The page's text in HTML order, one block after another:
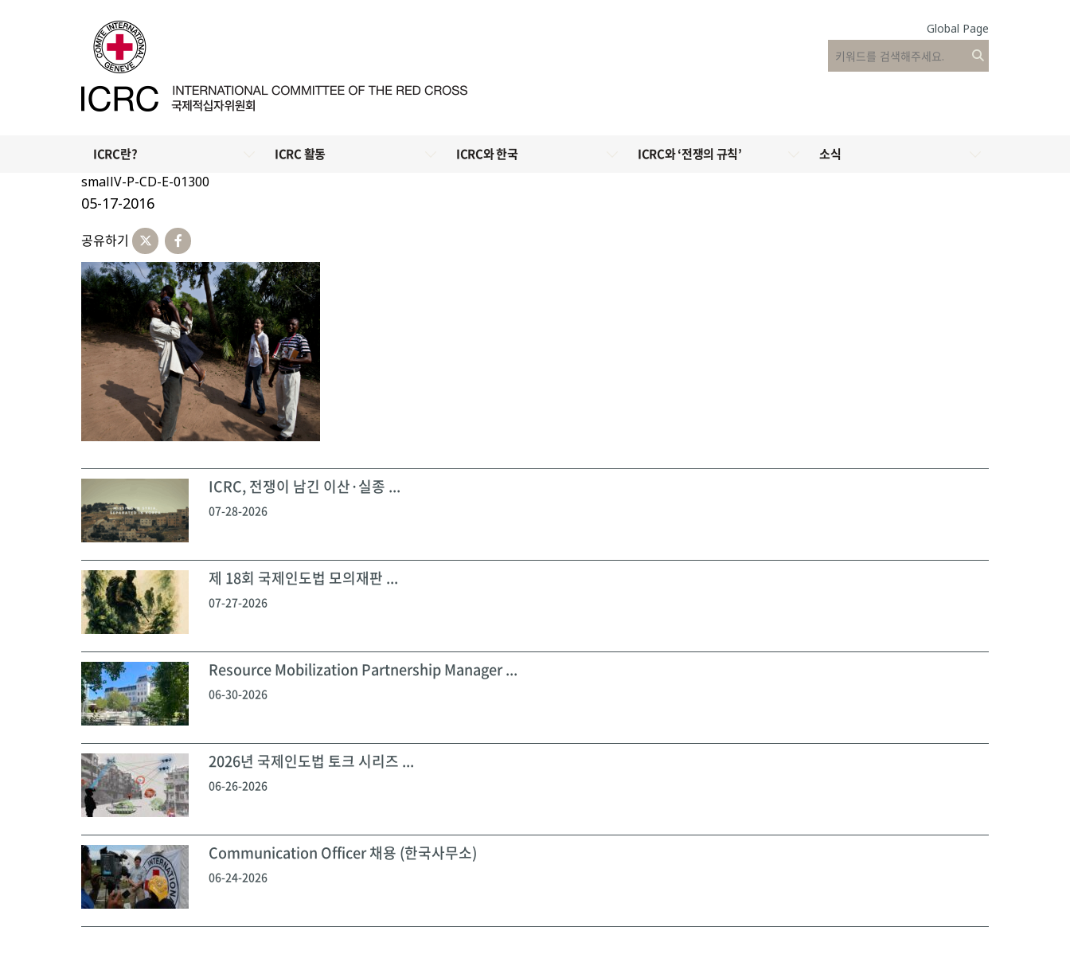
Global Page
ICRC란? ICRC 활동 ICRC와 한국 ICRC와 ‘전쟁의 규칙’
소식
smallV-P-CD-E-01300
05-17-2016
공유하기
ICRC, 전쟁이 남긴 이산·실종 ...
07-28-2026
제 18회 국제인도법 모의재판 ...
07-27-2026
Resource Mobilization Partnership Manager ...
06-30-2026
2026년 국제인도법 토크 시리즈 ...
06-26-2026
Communication Officer 채용 (한국사무소)
06-24-2026